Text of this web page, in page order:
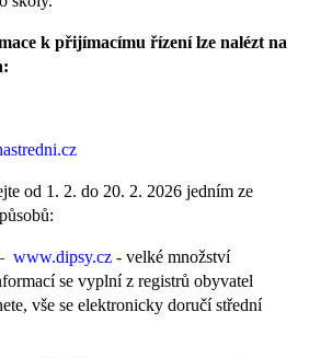
k přijímacímu řízení lze nalézt na
od 1. 2. do 20. 2. 2026 jedním ze
www.dipsy.cz - velké množství
se vyplní z registrů obyvatel
vše se elektronicky doručí střední